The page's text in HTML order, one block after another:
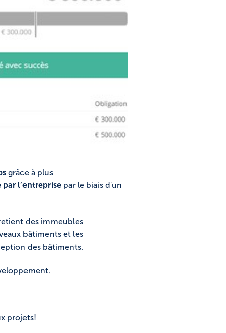
grâce à plus
l’entreprise par le biais d'un
des immeubles
bâtiments et les
des bâtiments.
projets!